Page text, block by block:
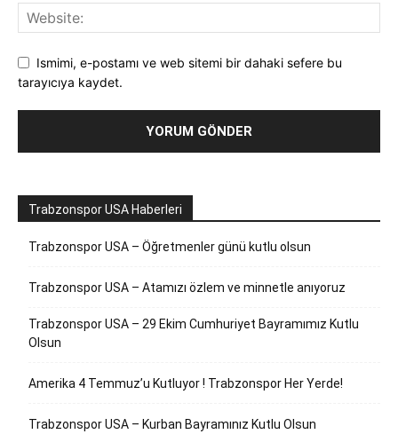
Ismimi, e-postamı ve web sitemi bir dahaki sefere bu
tarayıcıya kaydet.
Trabzonspor USA Haberleri
Trabzonspor USA – Öğretmenler günü kutlu olsun
Trabzonspor USA – Atamızı özlem ve minnetle anıyoruz
Trabzonspor USA – 29 Ekim Cumhuriyet Bayramımız Kutlu
Olsun
Amerika 4 Temmuz’u Kutluyor ! Trabzonspor Her Yerde!
Trabzonspor USA – Kurban Bayramınız Kutlu Olsun